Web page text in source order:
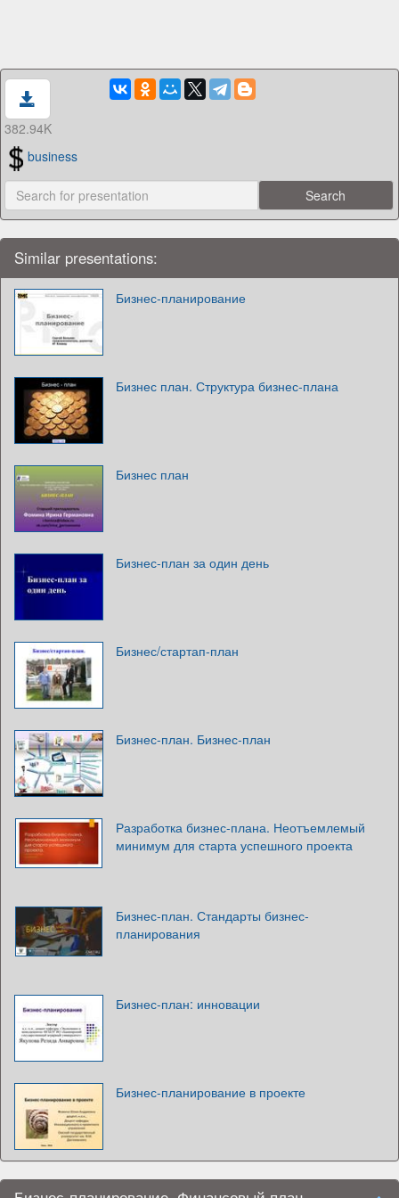
382.94K
business
Similar presentations:
Бизнес-планирование
Бизнес план. Структура бизнес-плана
Бизнес план
Бизнес-план за один день
Бизнес/стартап-план
Бизнес-план. Бизнес-план
Разработка бизнес-плана. Неотъемлемый
минимум для старта успешного проекта
Бизнес-план. Стандарты бизнес-
планирования
Бизнес-план: инновации
Бизнес-планирование в проекте